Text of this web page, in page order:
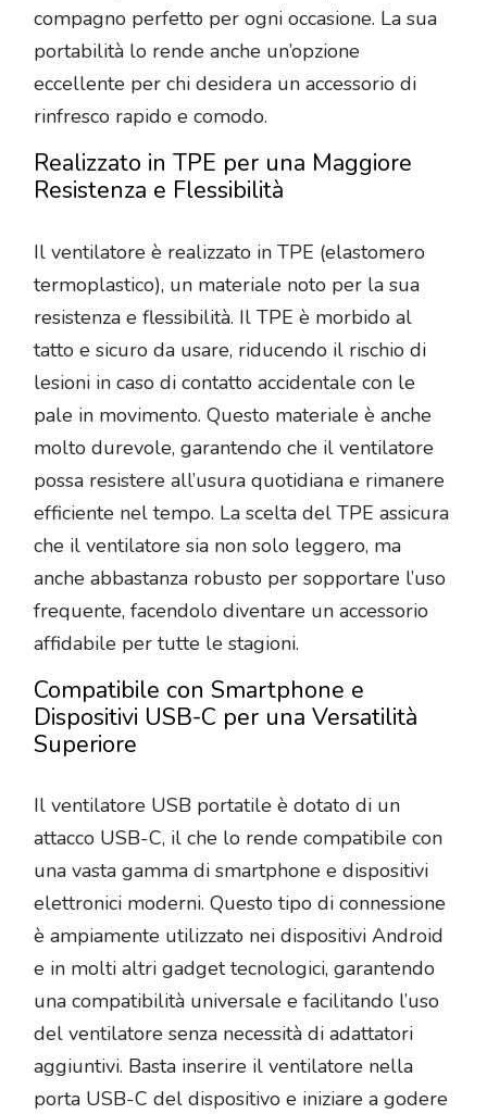
compagno perfetto per ogni occasione. La sua
portabilità lo rende anche un’opzione
eccellente per chi desidera un accessorio di
rinfresco rapido e comodo.
Realizzato in TPE per una Maggiore
Resistenza e Flessibilità
Il ventilatore è realizzato in TPE (elastomero
termoplastico), un materiale noto per la sua
resistenza e flessibilità. Il TPE è morbido al
tatto e sicuro da usare, riducendo il rischio di
lesioni in caso di contatto accidentale con le
pale in movimento. Questo materiale è anche
molto durevole, garantendo che il ventilatore
possa resistere all’usura quotidiana e rimanere
efficiente nel tempo. La scelta del TPE assicura
che il ventilatore sia non solo leggero, ma
anche abbastanza robusto per sopportare l’uso
frequente, facendolo diventare un accessorio
affidabile per tutte le stagioni.
Compatibile con Smartphone e
Dispositivi USB-C per una Versatilità
Superiore
Il ventilatore USB portatile è dotato di un
attacco USB-C, il che lo rende compatibile con
una vasta gamma di smartphone e dispositivi
elettronici moderni. Questo tipo di connessione
è ampiamente utilizzato nei dispositivi Android
e in molti altri gadget tecnologici, garantendo
una compatibilità universale e facilitando l’uso
del ventilatore senza necessità di adattatori
aggiuntivi. Basta inserire il ventilatore nella
porta USB-C del dispositivo e iniziare a godere